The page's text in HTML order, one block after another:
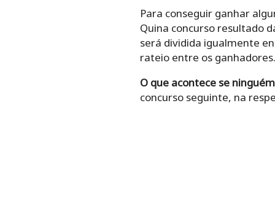
Para conseguir ganhar
Quina concurso resultado
será dividida igualmente
rateio entre os ganhadores.
O que acontece se
concurso seguinte, na